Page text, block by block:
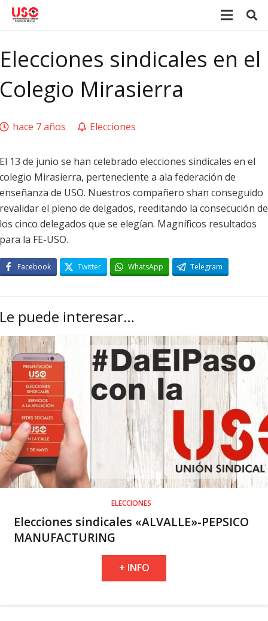
Elecciones sindicales en el
Colegio Mirasierra
hace 7 años Elecciones
El 13 de junio se han celebrado elecciones sindicales en el
colegio Mirasierra, perteneciente a ala federación de
enseñanza de USO. Nuestros compañero shan conseguido
revalidar el pleno de delgados, reeditando la consecución de
los cinco delegados que se elegían. Magníficos resultados
para la FE-USO.
Facebook Twitter WhatsApp Telegram
Le puede interesar…
ELECCIONES
Elecciones sindicales «ALVALLE»-PEPSICO
MANUFACTURING
+ INFO